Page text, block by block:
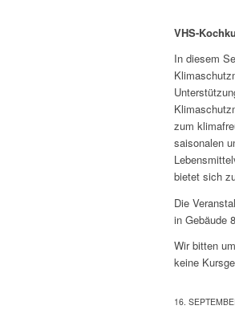
VHS-
In diesem
zum
saisonalen
bietet sich
Die
in Gebäude
Wir bitten
keine
16.